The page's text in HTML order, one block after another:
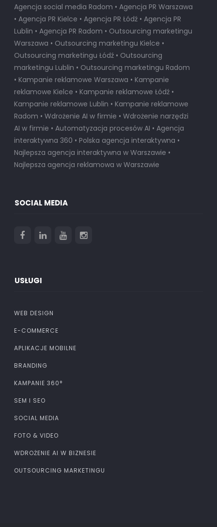
Agencja social media Radom • Agencja PR Warszawa
• Agencja PR Kielce • Agencja PR Łódź • Agencja PR
Lublin • Agencja PR Radom • Outsourcing marketingu
Warszawa • Outsourcing marketingu Kielce •
Outsourcing marketingu Łódź • Outsourcing
marketingu Lublin • Outsourcing marketingu Radom
• Kampanie reklamowe Warszawa • Kampanie
reklamowe Kielce • Kampanie reklamowe Łódź •
Kampanie reklamowe Lublin • Kampanie reklamowe
Radom • Wdrożenie AI w firmie • Wdrożenie narzędzi
AI w firmie • Automatyzacja procesów AI • Agencja
interaktywna 360 • Polska agencja interaktywna •
Najlepsza agencja interaktywna w Warszawie •
Najlepsza agencja reklamowa w Warszawie
SOCIAL MEDIA
USŁUGI
WEB DESIGN
E-COMMERCE
APLIKACJE MOBILNE
BRANDING
KAMPANIE 360°
SEM I SEO
SOCIAL MEDIA
FOTO & VIDEO
WDROŻENIE AI W BIZNESIE
OUTSOURCING MARKETINGU